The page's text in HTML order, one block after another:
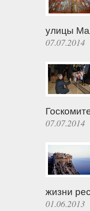
улицы
07.07.2014
07.07.2014
жизни
01.06.2013